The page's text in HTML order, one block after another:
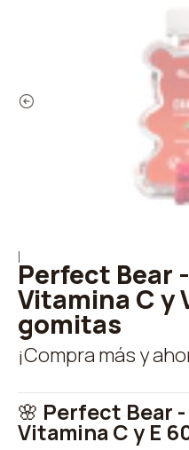
Perfect Bear
Vitamina C y
gomitas
¡Compra más y
🌸 Perfect Bear
Vitamina C y E